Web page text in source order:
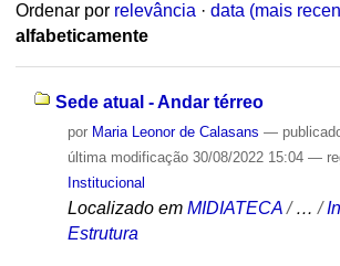
Ordenar por relevância · data (mais
alfabeticamente
Sede atual - Andar térreo
por Maria Leonor de Calasans —
última modificação30/08/2022 15:04 —
Institucional
Localizado em MIDIATECA /…/
Estrutura